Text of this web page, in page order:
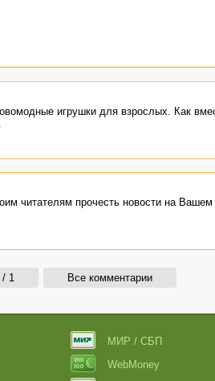
игрушки для взрослых. Как
читателям прочесть новости на Вашем
1 Все комментарии
МИР / СБП
WebMoney